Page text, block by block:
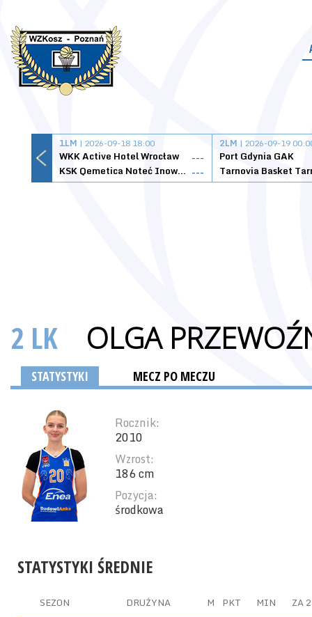
1LM | 2026-09-18 18:00
WKK Active Hotel Wrocław
---
KSK Qemetica Noteć Inowrocław ---
2LM | 2026-09-19
Port Gdynia GAK
2 LK OLGA
STATYSTYKI MECZ PO MECZU
Rocznik:
2010
Wzrost:
186 cm
Pozycja:
środkowa
STATYSTYKI ŚREDNIE
SEZON DRUŻYNA M PKT MIN ZA 2